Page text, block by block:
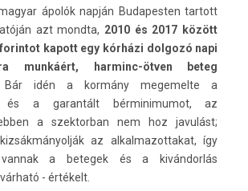
ápolók napján Budapesten tartott
azt mondta, 2010 és 2017 között
kapott egy kórházi dolgozó napi
munkáért, harminc-ötven beteg
Bár idén a kormány megemelte a
és a garantált bérminimumot, az
a szektorban nem hoz javulást;
az alkalmazottakat, így
vannak a betegek és a kivándorlás
- értékelt.